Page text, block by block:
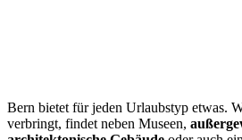
Bern bietet für jeden Urlaubstyp etwas.
verbringt, findet neben Museen,